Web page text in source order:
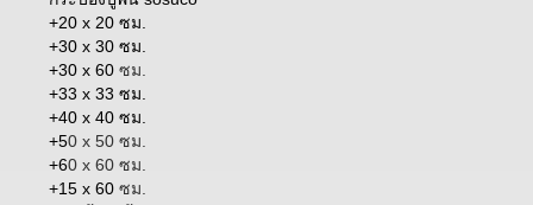
+20 x 20 ซม.
+30 x 30 ซม.
+30 x 60 ซม.
+33 x 33 ซม.
+40 x 40 ซม.
+50 x 50 ซม.
+60 x 60 ซม.
+15 x 60 ซม.